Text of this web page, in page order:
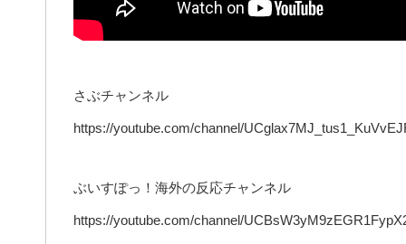
さぶチャンネル
https://youtube.com/channel/
ぶいすぽっ！海外の反応チャンネル
https://youtube.com/channel/